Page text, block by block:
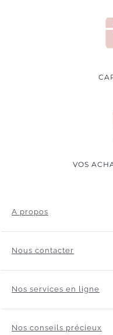
VOS
A propos
Nous contacter
Nos services en ligne
Nos conseils précieux